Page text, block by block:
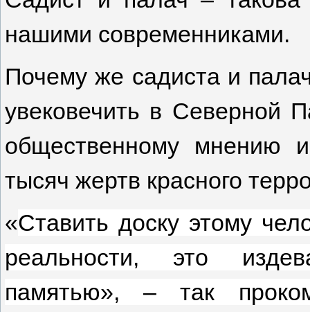
нашими современниками.
Почему же садиста и
увековечить в Северной
общественному мнению
тысяч жертв красного
«Ставить доску этому
реальности, это
памятью», – так